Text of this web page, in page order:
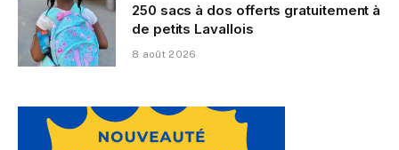
250 sacs à dos offerts gratuitement à
de petits Lavallois
8 août 2026